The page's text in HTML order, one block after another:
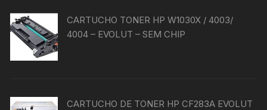
CARTUCHO TONER HP W1030X / 4003/
4004 – EVOLUT – SEM CHIP
CARTUCHO DE TONER HP CF283A EVOLUT